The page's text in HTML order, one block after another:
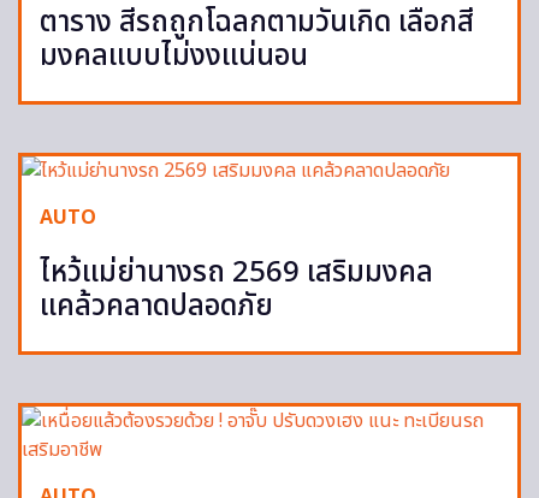
ตาราง สีรถถูกโฉลกตามวันเกิด เลือกสี
มงคลแบบไม่งงแน่นอน
AUTO
ไหว้แม่ย่านางรถ 2569 เสริมมงคล
แคล้วคลาดปลอดภัย